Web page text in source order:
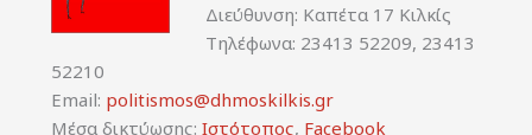
Διεύθυνση: Καπέτα 17 Κιλκίς
Τηλέφωνα: 23413 52209, 23413
52210
Email: politismos@dhmoskilkis.gr
Μέσα δικτύωσης: Ιστότοπος, Facebook